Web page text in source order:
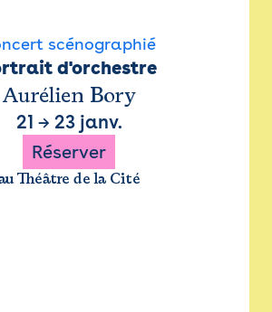
scénographié
d'orchestre
Aurélien Bory
21 → 23 janv.
Réserver
Théâtre de la Cité